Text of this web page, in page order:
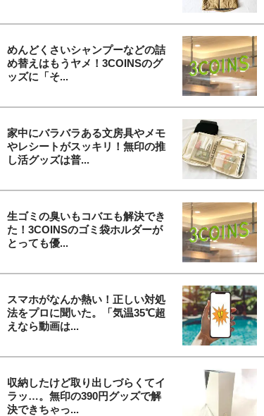
めんどくさいシャンプーなどの詰
め替えはもうヤメ！3COINSのグ
ッズに「そ...
家中にバラバラある文房具やメモ
やレシートがスッキリ！無印の推
し活グッズは普...
生ゴミの臭いもコバエも解決でき
た！3COINSのゴミ袋ホルダーが
とっても優...
スマホがなんか熱い！正しい対処
法をプロに聞いた。「気温35℃超
えなら動画は...
収納したけど取り出しづらくてイ
ラッ…。無印の390円グッズで解
決できちゃっ...